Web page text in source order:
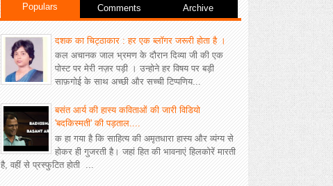
Populars Comments Archive
दशक का चिट्ठाकार : हर एक ब्लॉगर जरूरी होता है ।
कल अचानक जाल भ्रमण के दौरान दिव्या जी की एक
पोस्ट पर मेरी नज़र पड़ी । उन्होने हर विषय पर बड़ी
साफ़गोई के साथ अच्छी और सच्ची टिप्पणिय...
बसंत आर्य की हास्य कविताओं की जारी विडियो
'बदकिस्मती' की पड़ताल....
क हा गया है कि साहित्य की अमृतधारा हास्य और व्यंग्य से
होकर ही गुजरती है। जहां हित की भावनाएं हिलकोरें मारती
है, वहीं से प्रस्फुटित होती ...